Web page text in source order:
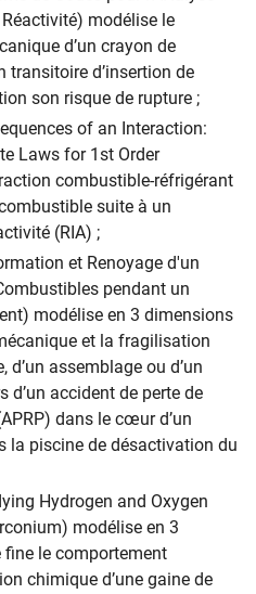
Réactivité) modélise le
d’un crayon de
transitoire d’insertion de
son risque de rupture ;
of an Interaction:
Laws for 1st Order
combustible-réfrigérant
suite à un
(RIA) ;
et Renoyage d'un
pendant un
modélise en 3 dimensions
et la fragilisation
d’un assemblage ou d’un
accident de perte de
dans le cœur d’un
la piscine de désactivation du
Hydrogen and Oxygen
modélise en 3
le comportement
chimique d’une gaine de